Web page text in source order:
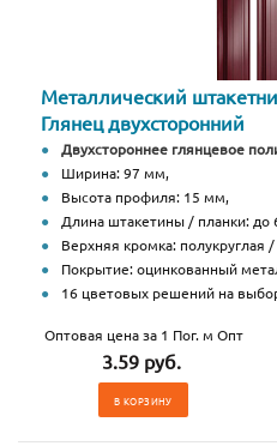
Металлический
Глянец двухсторонний
Двухстороннее глянцевое
Ширина: 97 мм,
Высота профиля: 15 мм,
Длина штакетины / планки: до
Верхняя кромка: полукруглая
Покрытие: оцинкованный
16 цветовых решений на
Оптовая цена за 1 Пог. м Опт
3.59 руб.
В КОРЗИНУ